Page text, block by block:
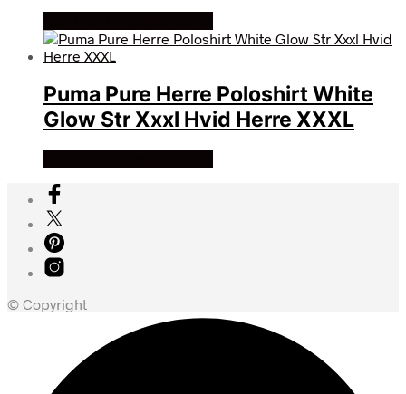
Puma Pure Herre Poloshirt White
Glow Str Xxxl Hvid Herre XXXL
© Copyright